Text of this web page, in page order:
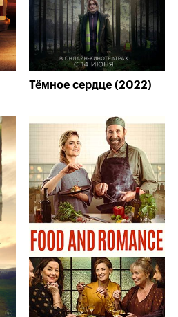
Тёмное сердце (2022)